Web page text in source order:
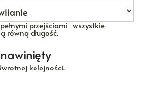
przejściami i wszystkie
równą długość.
kolejności.